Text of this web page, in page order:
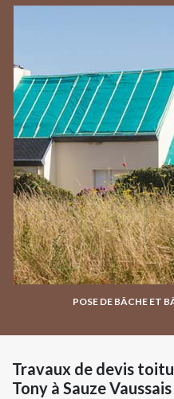
POSE DE BÂCHE ET
Travaux de devis
Tony à Sauze